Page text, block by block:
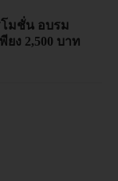
โมชั่น อบรม
ยง 2,500 บาท